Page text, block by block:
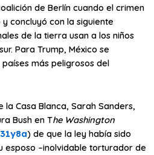
de Berlín cuando el crimen
y concluyó con la siguiente
de la tierra usan a los niños
. Para Trump, México se
países más peligrosos del
Casa Blanca, Sarah Sanders,
Bush en The Washington
) de que la ley había sido
esposo –inolvidable torturador de